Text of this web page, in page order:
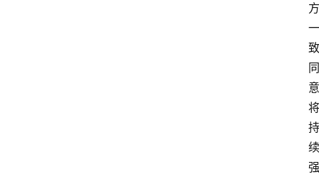
方
一
致
同
意
将
持
续
强